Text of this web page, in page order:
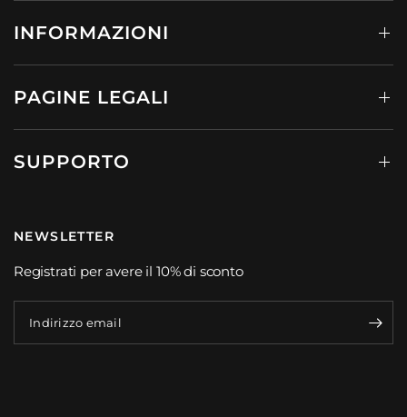
INFORMAZIONI
PAGINE LEGALI
SUPPORTO
NEWSLETTER
Registrati per avere il 10% di sconto
Indirizzo email